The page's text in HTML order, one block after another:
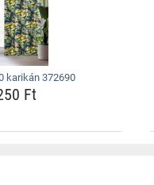
karikán 372690
Ft